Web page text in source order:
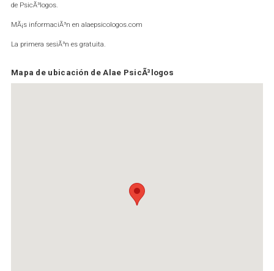
de PsicÃ³logos.
MÃ¡s informaciÃ³n en alaepsicologos.com
La primera sesiÃ³n es gratuita.
Mapa de ubicación de Alae PsicÃ³logos